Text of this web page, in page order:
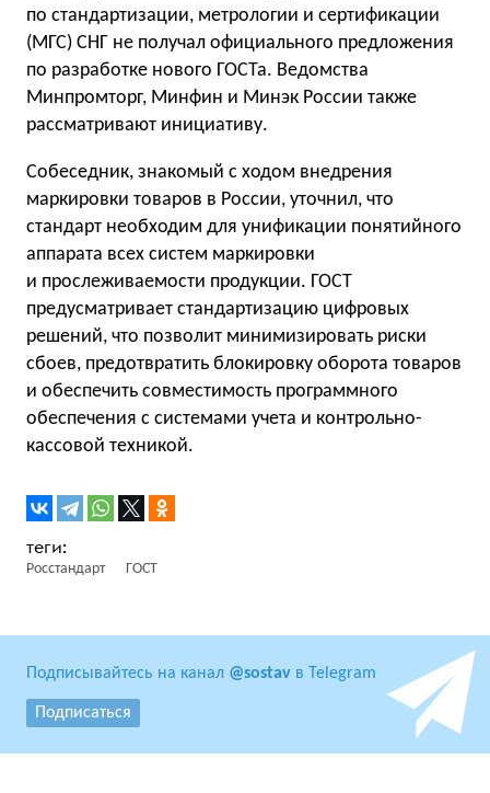
по стандартизации, метрологии и сертификации
(МГС) СНГ не получал официального предложения
по разработке нового ГОСТа. Ведомства
Минпромторг, Минфин и Минэк России также
рассматривают инициативу.
Собеседник, знакомый с ходом внедрения
маркировки товаров в России, уточнил, что
стандарт необходим для унификации понятийного
аппарата всех систем маркировки
и прослеживаемости продукции. ГОСТ
предусматривает стандартизацию цифровых
решений, что позволит минимизировать риски
сбоев, предотвратить блокировку оборота товаров
и обеспечить совместимость программного
обеспечения с системами учета и контрольно-
кассовой техникой.
Росстандарт ГОСТ
Подписывайтесь на канал @sostav в Telegram
Подписаться